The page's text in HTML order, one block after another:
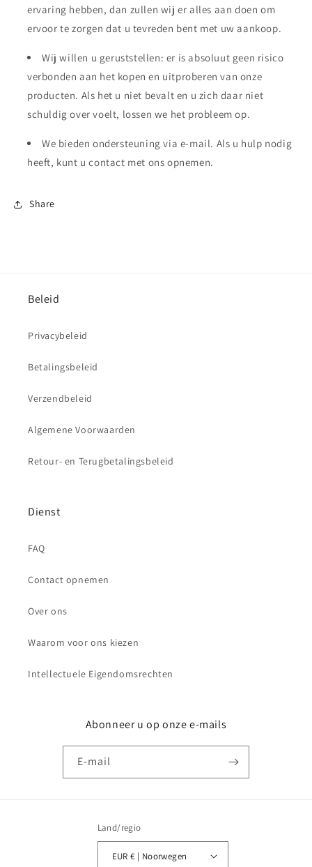
ervaring hebben, dan zullen wij er alles aan doen om
ervoor te zorgen dat u tevreden bent met uw aankoop.
Wij willen u geruststellen: er is absoluut geen risico
verbonden aan het kopen en uitproberen van onze
producten. Als het u niet bevalt en u zich daar niet
schuldig over voelt, lossen we het probleem op.
We bieden ondersteuning via e-mail. Als u hulp nodig
heeft, kunt u contact met ons opnemen.
Share
Beleid
Privacybeleid
Betalingsbeleid
Verzendbeleid
Algemene Voorwaarden
Retour- en Terugbetalingsbeleid
Dienst
FAQ
Contact opnemen
Over ons
Waarom voor ons kiezen
Intellectuele Eigendomsrechten
Abonneer u op onze e-mails
E‑mail
Land/regio
EUR € | Noorwegen